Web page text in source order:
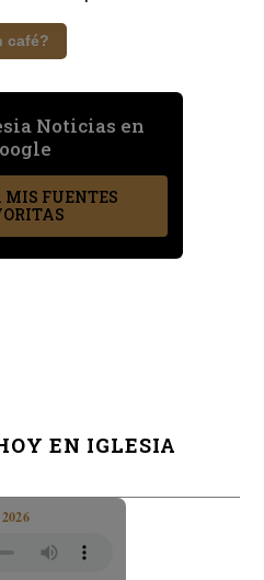
café?
Noticias en
FUENTES
EN IGLESIA